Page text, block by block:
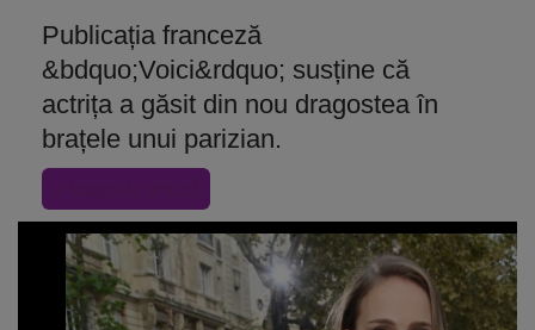
Publicația franceză
&bdquo;Voici&rdquo; susține că
actrița a găsit din nou dragostea în
brațele unui parizian.